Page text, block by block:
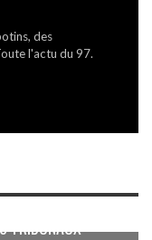
des
l'actu du 97.
TRIBUNAUX